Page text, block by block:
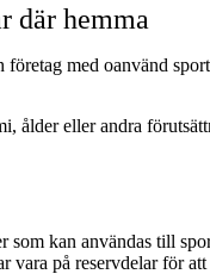
där hemma
med oanvänd
eller andra
som kan användas till
vara på reservdelar för